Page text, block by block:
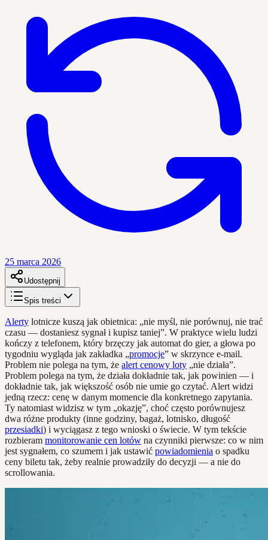
25 marca 2026
Udostępnij
Spis treści
Alerty lotnicze kuszą jak obietnica: „nie myśl, nie porównuj, nie trać
czasu — dostaniesz sygnał i kupisz taniej”. W praktyce wielu ludzi
kończy z telefonem, który brzęczy jak automat do gier, a głowa po
tygodniu wygląda jak zakładka „promocje” w skrzynce e-mail.
Problem nie polega na tym, że alert cenowy loty „nie działa”.
Problem polega na tym, że działa dokładnie tak, jak powinien — i
dokładnie tak, jak większość osób nie umie go czytać. Alert widzi
jedną rzecz: cenę w danym momencie dla konkretnego zapytania.
Ty natomiast widzisz w tym „okazję”, choć często porównujesz
dwa różne produkty (inne godziny, bagaż, lotnisko, długość
przesiadki) i wyciągasz z tego wnioski o świecie. W tym tekście
rozbieram monitorowanie cen lotów na czynniki pierwsze: co w nim
jest sygnałem, co szumem i jak ustawić powiadomienia o spadku
ceny biletu tak, żeby realnie prowadziły do decyzji — a nie do
scrollowania.